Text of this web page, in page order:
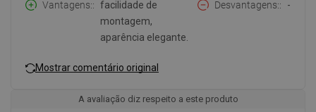
Vantagens:
facilidade de
montagem,
aparência elegante.
Desvantagens: -
Mostrar comentário original
A avaliação diz respeito a este produto